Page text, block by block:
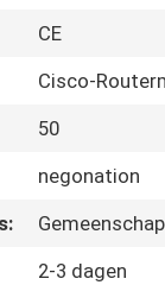
CE
Cisco-
50
negonation
2-3 dagen